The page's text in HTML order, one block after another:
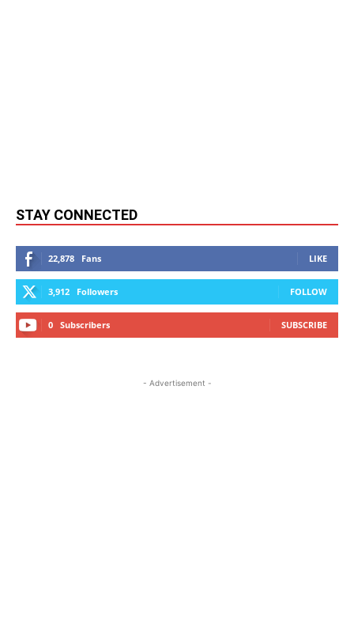
STAY CONNECTED
22,878 Fans LIKE
3,912 Followers FOLLOW
0 Subscribers SUBSCRIBE
- Advertisement -